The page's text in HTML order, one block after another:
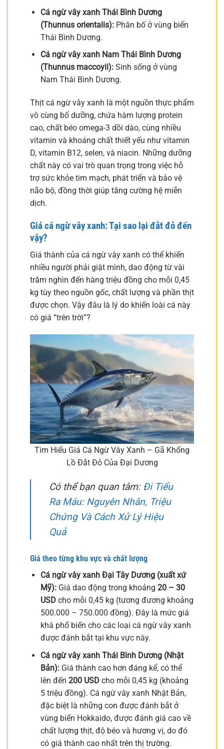
Cá ngừ vây xanh Thái Bình Dương
(Thunnus orientalis):Phân bố ở vùng biển
Thái Bình Dương.
Cá ngừ vây xanh Nam Thái Bình Dương
(Thunnus maccoyii):Sinh sống ở vùng
Nam Thái Bình Dương.
Thịt cá ngừ vây xanh là một nguồn thực phẩm
vô cùng bổ dưỡng, chứa hàm lượng protein
cao, chất béo omega-3 dồi dào, cùng nhiều
vitamin và khoáng chất thiết yếu như vitamin
D, vitamin B12, selen, và niacin. Những dưỡng
chất này có vai trò quan trọng trong việc hỗ
trợ sức khỏe tim mạch, phát triển và bảo vệ
não bộ, đồng thời giúp tăng cường hệ miễn
dịch.
Giá cá ngừ vây xanh: Tại sao lại đắt đỏ đến
vậy?
Giá thành của cá ngừ vây xanh có thể khiến
nhiều người phải giật mình, dao động từ vài
trăm nghìn đến hàng triệu đồng cho mỗi 0,45
kg tùy theo nguồn gốc, chất lượng và phần thịt
được chọn. Vậy đâu là lý do khiến loài cá này
có giá “trên trời”?
Tìm Hiểu Giá Cá Ngừ Vây Xanh – Gã Khổng
Lồ Đắt Đỏ Của Đại Dương
Có thể bạn quan tâm: Đi Tiểu
Ra Máu: Nguyên Nhân, Triệu
Chứng Và Cách Xử Lý Hiệu
Quả
Giá theo từng khu vực và chất lượng
Cá ngừ vây xanh Đại Tây Dương (xuất xứ
Mỹ):Giá dao động trong khoảng 20 – 30
USDcho mỗi 0,45 kg (tương đương khoảng
500.000 – 750.000 đồng). Đây là mức giá
khá phổ biến cho các loại cá ngừ vây xanh
được đánh bắt tại khu vực này.
Cá ngừ vây xanh Thái Bình Dương (Nhật
Bản):Giá thành cao hơn đáng kể, có thể
lên đến 200 USDcho mỗi 0,45 kg (khoảng
5 triệu đồng). Cá ngừ vây xanh Nhật Bản,
đặc biệt là những con được đánh bắt ở
vùng biển Hokkaido, được đánh giá cao về
chất lượng thịt, độ béo và hương vị, do đó
có giá thành cao nhất trên thị trường.